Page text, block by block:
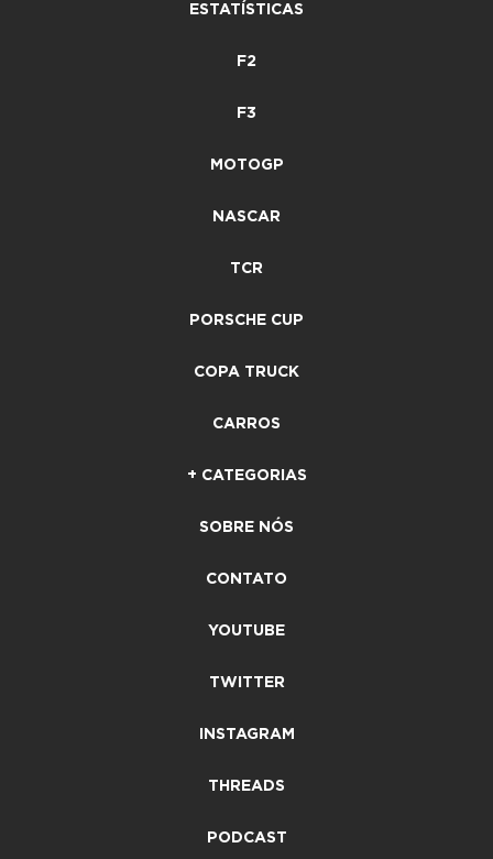
ESTATÍSTICAS
F2
F3
MOTOGP
NASCAR
TCR
PORSCHE CUP
COPA TRUCK
CARROS
+ CATEGORIAS
SOBRE NÓS
CONTATO
YOUTUBE
TWITTER
INSTAGRAM
THREADS
PODCAST